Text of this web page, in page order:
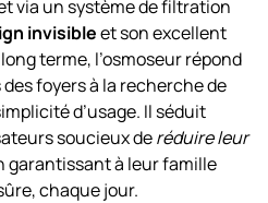
via un système de filtration
invisibleet son excellent
terme, l’osmoseur répond
foyers à la recherche de
d’usage. Il séduit
soucieux deréduire leur
garantissant à leur famille
chaque jour.